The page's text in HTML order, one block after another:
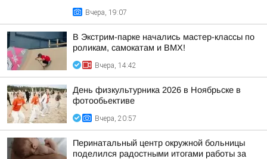
Вчера, 19:07
В Экстрим-парке начались мастер-классы по
роликам, самокатам и BMX!
Вчера, 14:42
День физкультурника 2026 в Ноябрьске в
фотообьективе
Вчера, 20:57
Перинатальный центр окружной больницы
поделился радостными итогами работы за